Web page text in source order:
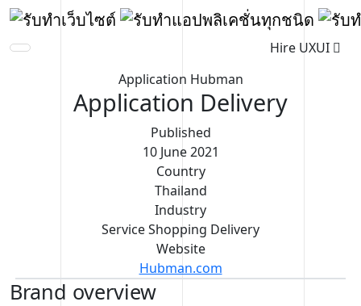
Hire UXUI
Application Hubman
Application Delivery
Published
10 June 2021
Country
Thailand
Industry
Service Shopping Delivery
Website
Hubman.com
Brand overview